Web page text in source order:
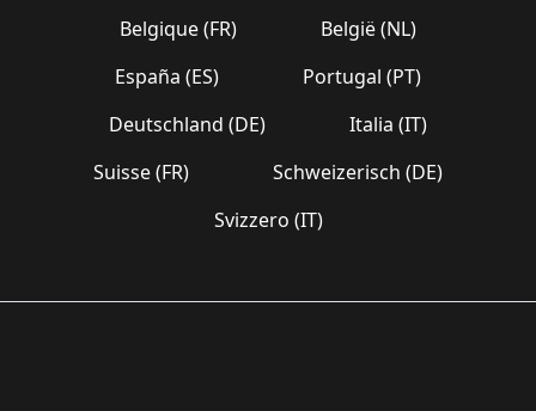
Belgique (FR)
België (NL)
España (ES)
Portugal (PT)
Deutschland (DE)
Italia (IT)
Suisse (FR)
Schweizerisch (DE)
Svizzero (IT)